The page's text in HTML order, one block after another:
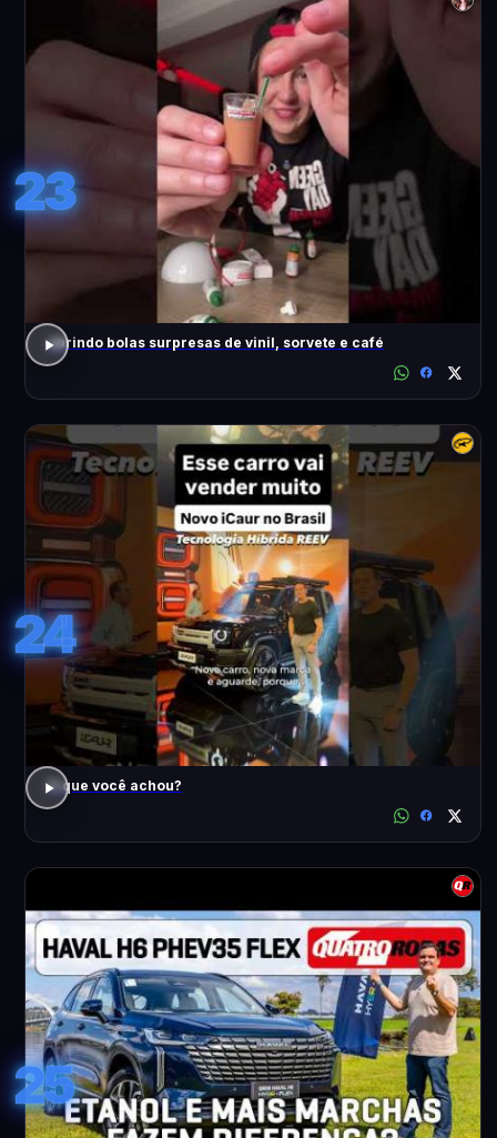
23
abrindo bolas surpresas de vinil, sorvete e café
24
O que você achou?
25